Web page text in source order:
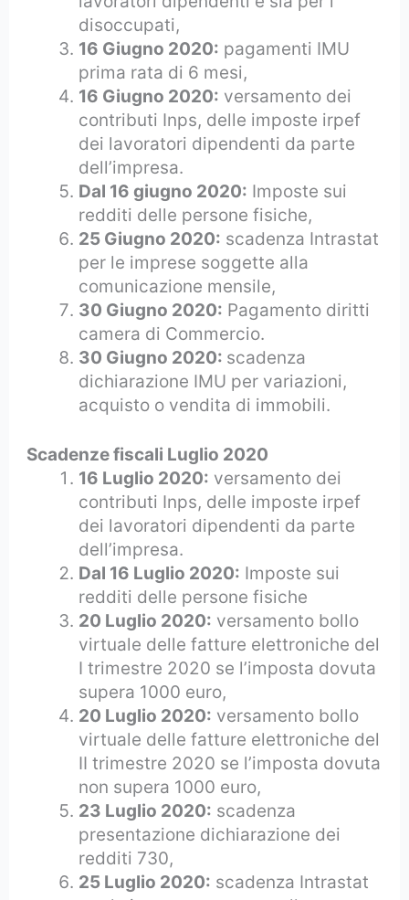
disoccupati,
16 Giugno 2020: pagamenti IMU
prima rata di 6 mesi,
16 Giugno 2020: versamento dei
contributi Inps, delle imposte irpef
dei lavoratori dipendenti da parte
dell’impresa.
Dal 16 giugno 2020: Imposte sui
redditi delle persone fisiche,
25 Giugno 2020: scadenza Intrastat
per le imprese soggette alla
comunicazione mensile,
30 Giugno 2020: Pagamento diritti
camera di Commercio.
30 Giugno 2020: scadenza
dichiarazione IMU per variazioni,
acquisto o vendita di immobili.
Scadenze fiscali Luglio 2020
16 Luglio 2020: versamento dei
contributi Inps, delle imposte irpef
dei lavoratori dipendenti da parte
dell’impresa.
Dal 16 Luglio 2020: Imposte sui
redditi delle persone fisiche
20 Luglio 2020: versamento bollo
virtuale delle fatture elettroniche del
I trimestre 2020 se l’imposta dovuta
supera 1000 euro,
20 Luglio 2020: versamento bollo
virtuale delle fatture elettroniche del
II trimestre 2020 se l’imposta dovuta
non supera 1000 euro,
23 Luglio 2020: scadenza
presentazione dichiarazione dei
redditi 730,
25 Luglio 2020: scadenza Intrastat